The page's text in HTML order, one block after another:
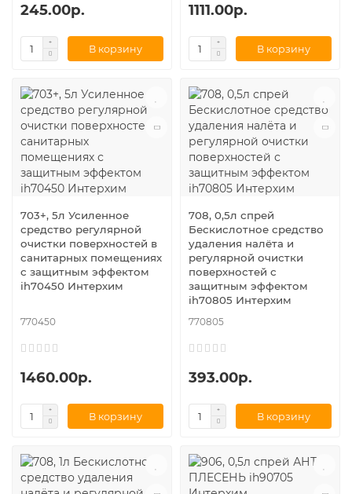
245.00р.
В корзину
1111.00р.
В корзину
703+, 5л Усиленное
средство регулярной
очистки поверхностей в
санитарных помещениях
с защитным эффектом
ih70450 Интерхим
770450
1460.00р.
В корзину
708, 0,5л спрей
Бескислотное средство
удаления налёта и
регулярной очистки
поверхностей с
защитным эффектом
ih70805 Интерхим
770805
393.00р.
В корзину